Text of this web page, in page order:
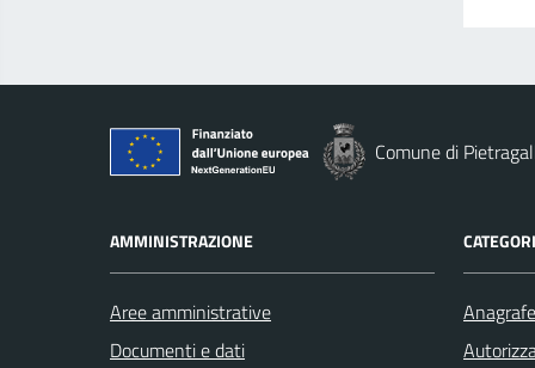
Comune di
AMMINISTRAZIONE
Aree amministrative
Documenti e dati